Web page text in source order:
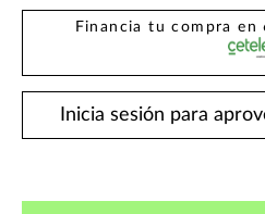
Financia tu compra en
Inicia sesión para